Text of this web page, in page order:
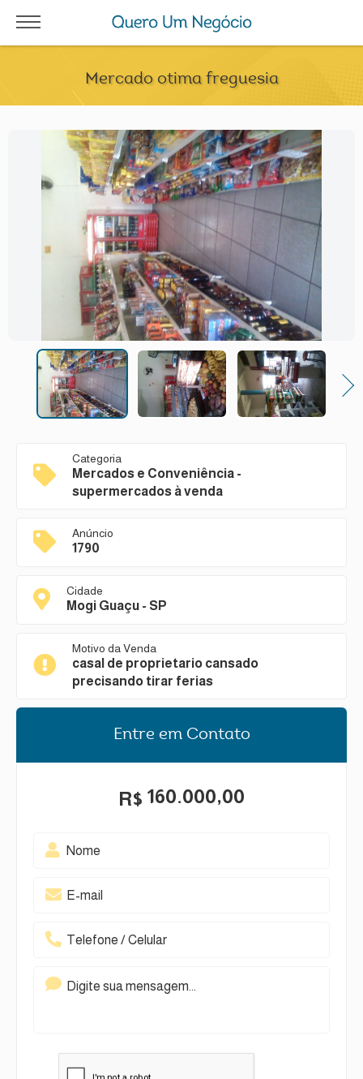
Mercado otima freguesia
Next
Categoria
Mercados e Conveniência -
supermercados à venda
Anúncio
1790
Cidade
Mogi Guaçu - SP
Motivo da Venda
casal de proprietario cansado
precisando tirar ferias
Entre em Contato
R$ 160.000,00